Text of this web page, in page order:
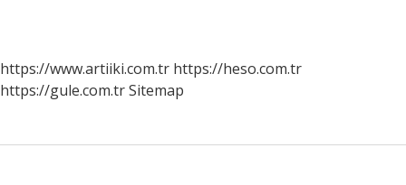
https://www.artiiki.com.tr https://heso.com.tr
https://gule.com.trSitemap